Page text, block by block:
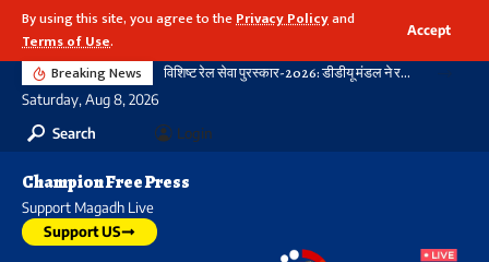
By using this site, you agree to thePrivacy Policyand
Terms of Use.
Accept
Breaking News विशिष्ट रेल सेवा पुरस्कार-2026: डीडीयू मंडल ने रचा नया कीर्तिमान, 21 विभागीय शील्ड और 16 रेलकर्मी सम्मानित
Saturday, Aug 8, 2026
Search
Login
Champion Free Press
Support Magadh Live
Support US